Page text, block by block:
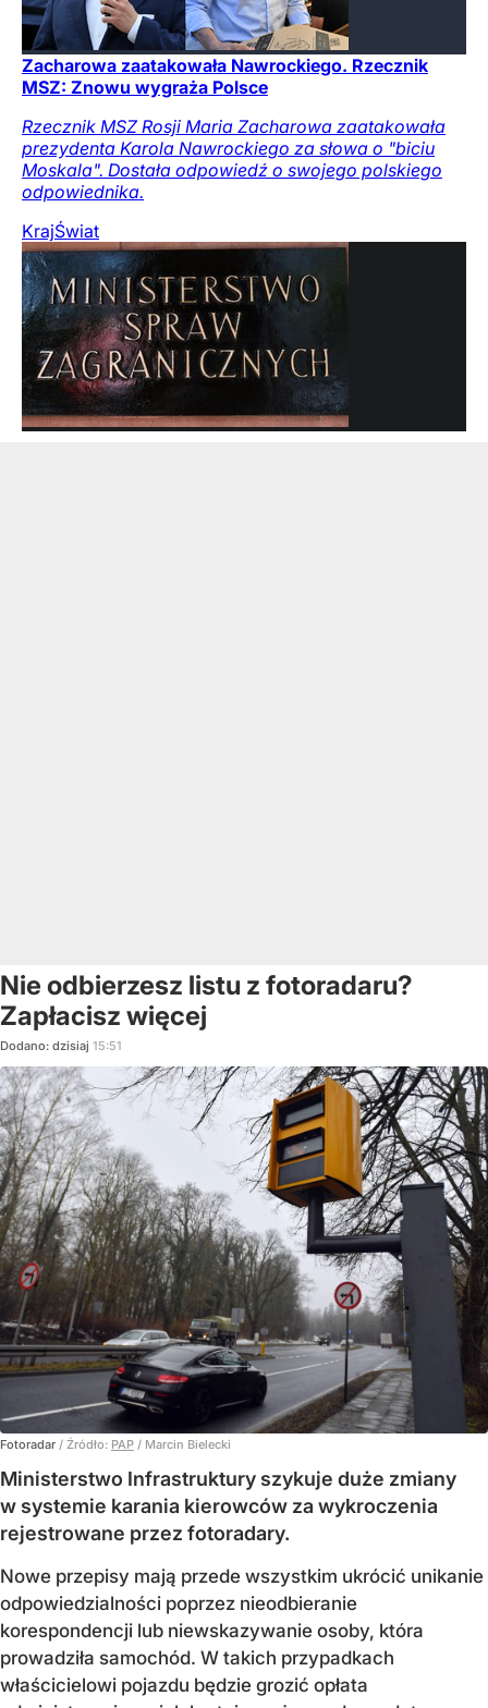
Zacharowa zaatakowała Nawrockiego. Rzecznik
MSZ: Znowu wygraża Polsce
Rzecznik MSZ Rosji Maria Zacharowa zaatakowała
prezydenta Karola Nawrockiego za słowa o "biciu
Moskala". Dostała odpowiedź o swojego polskiego
odpowiednika.
KrajŚwiat
Nie odbierzesz listu z fotoradaru?
Zapłacisz więcej
Dodano: dzisiaj 15:51
Fotoradar / Źródło: PAP / Marcin Bielecki
Ministerstwo Infrastruktury szykuje duże zmiany
w systemie karania kierowców za wykroczenia
rejestrowane przez fotoradary.
Nowe przepisy mają przede wszystkim ukrócić unikanie
odpowiedzialności poprzez nieodbieranie
korespondencji lub niewskazywanie osoby, która
prowadziła samochód. W takich przypadkach
właścicielowi pojazdu będzie grozić opłata